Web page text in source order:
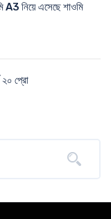
A3 নিয়ে এসেছে শাওমি
২০ প্রো